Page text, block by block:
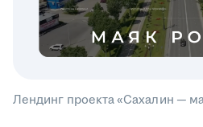
Лендинг проекта «Сахалин —